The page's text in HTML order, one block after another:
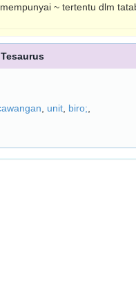
~ tertentu dlm
Tesaurus
unit biro;